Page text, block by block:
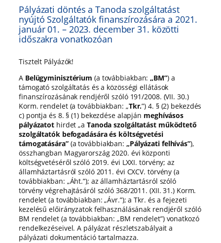
Pályázati döntés a Tanoda szolgáltatást
nyújtó Szolgáltatók finanszírozására a 2021.
január 01. – 2023. december 31. közötti
időszakra vonatkozóan
Tisztelt Pályázók!
A Belügyminisztérium (a továbbiakban: „BM”) a
támogató szolgáltatás és a közösségi ellátások
finanszírozásának rendjéről szóló 191/2008. (VII. 30.)
Korm. rendelet (a továbbiakban: „Tkr.”) 4. § (2) bekezdés
c) pontja és 8. § (1) bekezdése alapján meghívásos
pályázatot hirdet „a Tanoda szolgáltatást működtető
szolgáltatók befogadására és költségvetési
támogatására” (a továbbiakban: „Pályázati felhívás”),
összhangban Magyarország 2020. évi központi
költségvetéséről szóló 2019. évi LXXI. törvény; az
államháztartásról szóló 2011. évi CXCV. törvény (a
továbbiakban: „Áht.”); az államháztartásról szóló
törvény végrehajtásáról szóló 368/2011. (XII. 31.) Korm.
rendelet (a továbbiakban: „Ávr.”); a Tkr. és a fejezeti
kezelésű előirányzatok felhasználásának rendjéről szóló
BM rendelet (a továbbiakban: „BM rendelet”) vonatkozó
rendelkezéseivel. A pályázat részletszabályait a
pályázati dokumentáció tartalmazza.